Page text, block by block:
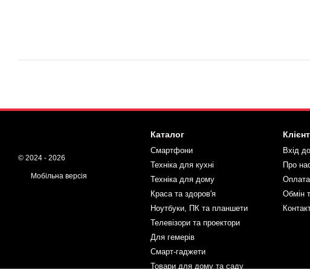
© 2024 - 2026
Мобільна версія
Каталог
Смартфони
Техніка для кухні
Техніка для дому
Краса та здоров'я
Ноутбуки, ПК та планшети
Телевізори та проектори
Для гемерів
Смарт-гаджети
Товари для дому та саду
Вхід
Про
Оплата
Обмін